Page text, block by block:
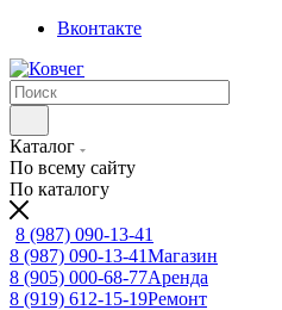
Вконтакте
Каталог
По всему сайту
По каталогу
8 (987) 090-13-41
8 (987) 090-13-41Магазин
8 (905) 000-68-77Аренда
8 (919) 612-15-19Ремонт